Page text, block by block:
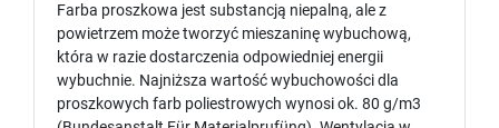
Farba proszkowa jest substancją niepalną, ale z
powietrzem może tworzyć mieszaninę wybuchową,
która w razie dostarczenia odpowiedniej energii
wybuchnie. Najniższa wartość wybuchowości dla
proszkowych farb poliestrowych wynosi ok. 80 g/m3